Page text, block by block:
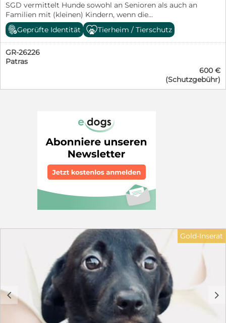
SGD vermittelt Hunde sowohl an Senioren als auch an
Familien mit (kleinen) Kindern, wenn die
Rahmenbedingungen passen. Nicht nur für
Seniorinnen und Senioren ist ein verlässliches Backup
Pflicht. Es muss im Vorfeld geklärt sein, wer den Hund
zuverlässig versorgt, falls Unterstützung nötig wird
oder ein Ausfall entsteht.
https://www.instagram.com/savegreekdoggies/ Nur
der Stadt haben wir sie aufgenommen und suchen nun
auf diesem Weg ein gutes Zuhause für sie. Kokonis
sind perfekte Familienhunde.
________________________________________ Fakten •
Geboren: ca. 01. 04.2026 • Erwartete Endgröße: 45 cm,
ca.12-16 kg, Vito bleibt kleiner, max. 40cm • Charakter:
fröhlich, verspielt, gesund, lebhaft Maila ist reserviert.
________________________________________ Die
anfallenden Kosten setzen sich wie folgt zusammen:
Transportkosten: 250 € Impfungen, Chip und
Futterkosten: 50 € Ärztliche Versorgung: 50 € Halsband
und Geschirr: 10€ Gesamtkosten: 600 € Vielen Dank
für Ihr Verständnis, dass diese Ausgaben notwendig
sind, um eine sichere Versorgung, medizinische
Betreuung und eine gute Vorbereitung der Welpen zu
gewährleisten. Wir beraten Sie vor der Adoption und
sind auch danach für Sie da. In der Schutzgebühr
enthalten: • Chip & EU-Heimtierausweis • Alle
Impfungen nach STIKO (inkl. Zwingerhusten) mit DP
Plus von Novibac Impfung mit Pneumodog
Geprüfte Identität Tierheim / Tierschutz
GR-26226
Patras
600 €
(Schutzgebühr)
c d
Gold-Inserat